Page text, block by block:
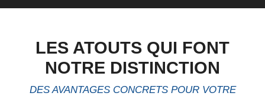
LES ATOUTS QUI FONT
NOTRE DISTINCTION
DES AVANTAGES CONCRETS POUR VOTRE